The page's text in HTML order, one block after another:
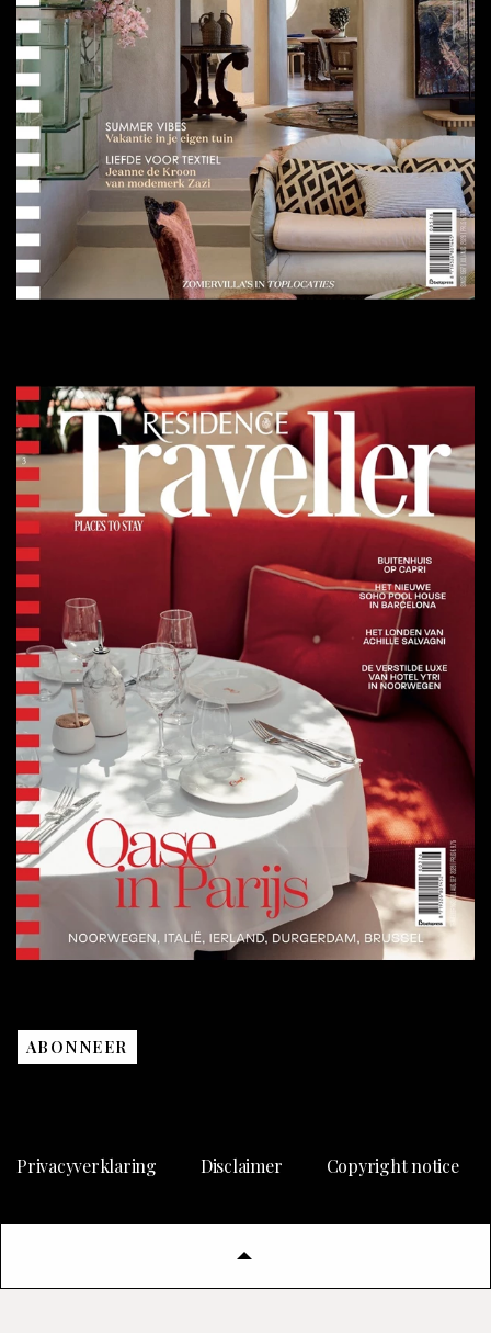
ABONNEER
Privacyverklaring Disclaimer Copyright notice